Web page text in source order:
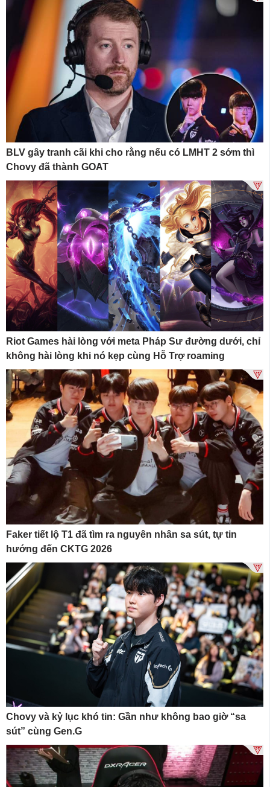
BLV gây tranh cãi khi cho rằng nếu có LMHT 2 sớm thì
Chovy đã thành GOAT
Riot Games hài lòng với meta Pháp Sư đường dưới, chỉ
không hài lòng khi nó kẹp cùng Hỗ Trợ roaming
Faker tiết lộ T1 đã tìm ra nguyên nhân sa sút, tự tin
hướng đến CKTG 2026
Chovy và kỷ lục khó tin: Gần như không bao giờ “sa
sút” cùng Gen.G